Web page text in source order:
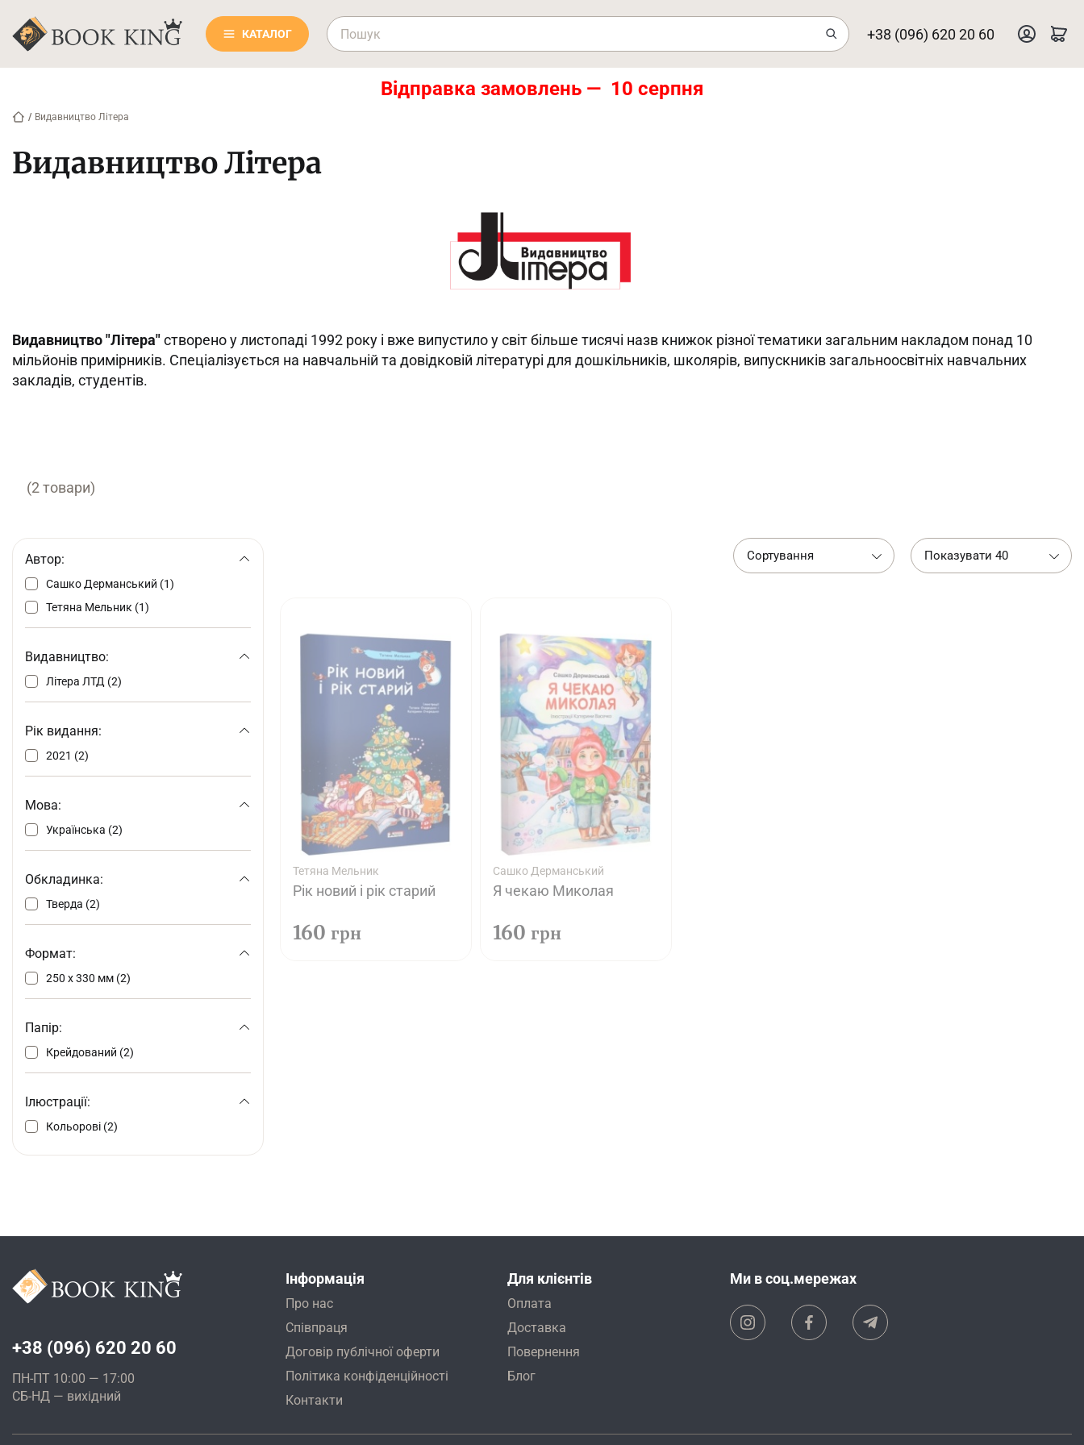
КАТАЛОГ +38 (096) 620 20 60
Відправка замовлень — 10 серпня
/ Видавництво Літера
Видавництво Літера
Видавництво "Літера"створено у листопаді 1992 року і вже випустило у світ більше тисячі назв книжок різної тематики загальним накладом понад 10
мільйонів примірників. Спеціалізується на навчальній та довідковій літературі для дошкільників, школярів, випускників загальноосвітніх навчальних
закладів, студентів.
(2 товари)
Автор:
Сашко Дерманський (1)
Тетяна Мельник (1)
Видавництво:
Літера ЛТД (2)
Рік видання:
2021 (2)
Мова:
Українська (2)
Обкладинка:
Тверда (2)
Формат:
250 х 330 мм (2)
Папір:
Крейдований (2)
Ілюстрації:
Кольорові (2)
Сортування Показувати 40
Тетяна Мельник
Рік новий і рік старий
160 грн
Сашко Дерманський
Я чекаю Миколая
160 грн
+38 (096) 620 20 60
ПН-ПТ 10:00 — 17:00
СБ-НД — вихідний
Інформація
Про нас
Співпраця
Договір публічної оферти
Політика конфіденційності
Контакти
Для клієнтів
Оплата
Доставка
Повернення
Блог
Ми в соц.мережах